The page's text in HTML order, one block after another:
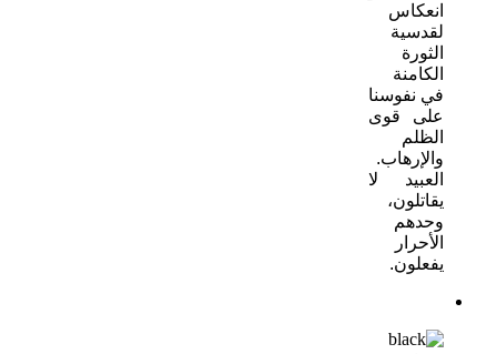
انعكاس
لقدسية
الثورة
الكامنة
في نفوسنا
على قوى
الظلم
والإرهاب.
العبيد لا
يقاتلون،
وحدهم
الأحرار
يفعلون.